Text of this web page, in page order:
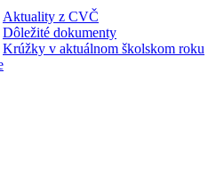
Aktuality z CVČ
Dôležité dokumenty
Krúžky v aktuálnom školskom roku